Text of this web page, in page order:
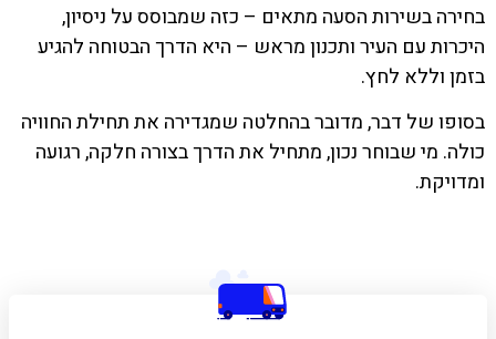
בחירה בשירות הסעה מתאים – כזה שמבוסס על ניסיון,
היכרות עם העיר ותכנון מראש – היא הדרך הבטוחה להגיע
בזמן וללא לחץ.
בסופו של דבר, מדובר בהחלטה שמגדירה את תחילת החוויה
כולה. מי שבוחר נכון, מתחיל את הדרך בצורה חלקה, רגועה
ומדויקת.